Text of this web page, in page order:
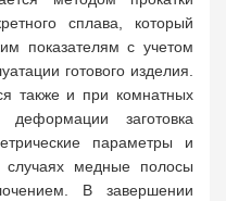
сплава, который
показателям с учетом
готового изделия.
также и при комнатных
деформации заготовка
параметры и
медные полосы
В завершении